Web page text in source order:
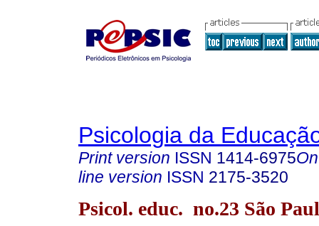
Psicologia da
Print version ISSN 1414-6975
line version ISSN 2175-3520
Psicol. educ. no.23 São